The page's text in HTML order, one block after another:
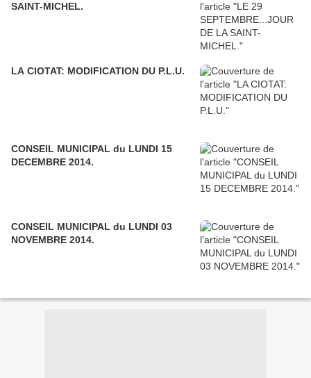
SAINT-MICHEL.
LA CIOTAT: MODIFICATION DU P.L.U.
CONSEIL MUNICIPAL du LUNDI 15
DECEMBRE 2014.
CONSEIL MUNICIPAL du LUNDI 03
NOVEMBRE 2014.